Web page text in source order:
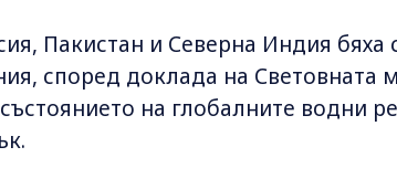
Пакистан и Северна Индия бяха
според доклада на Световната
на глобалните водни